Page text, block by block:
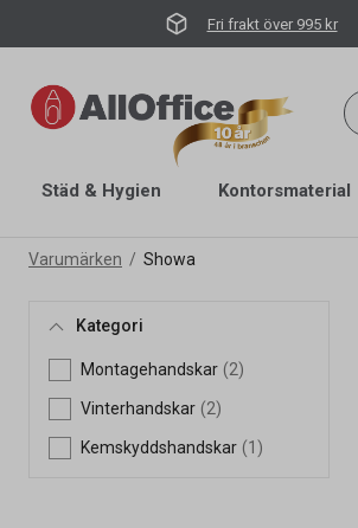
Fri frakt över 995 kr
Städ & Hygien Kontorsmaterial
Varumärken Showa
Kategori
Montagehandskar (2)
Vinterhandskar (2)
Kemskyddshandskar (1)